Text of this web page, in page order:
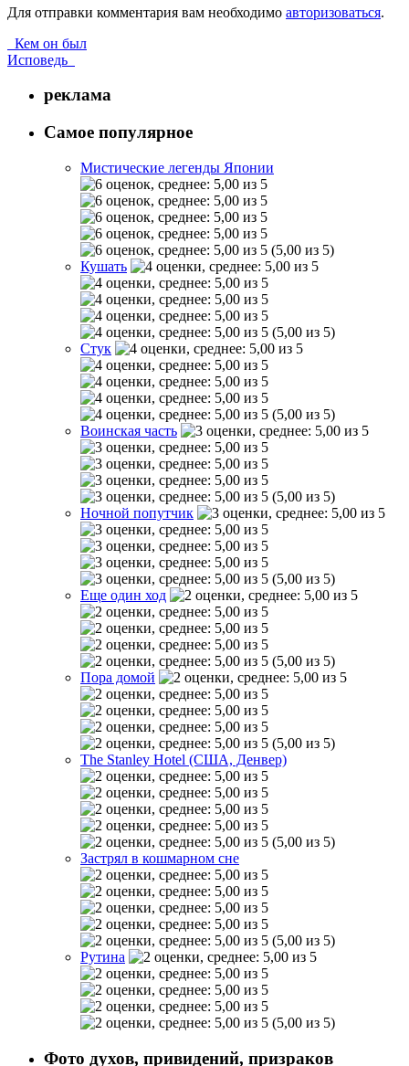
Для отправки комментария вам необходимо авторизоваться.
Кем он был
Исповедь
реклама
Самое популярное
Мистические легенды Японии
(5,00 из 5)
Кушать
(5,00 из 5)
Стук
(5,00 из 5)
Воинская часть
(5,00 из 5)
Ночной попутчик
(5,00 из 5)
Еще один ход
(5,00 из 5)
Пора домой
(5,00 из 5)
The Stanley Hotel (США, Денвер)
(5,00 из 5)
Застрял в кошмарном сне
(5,00 из 5)
Рутина
(5,00 из 5)
Фото духов, привидений, призраков